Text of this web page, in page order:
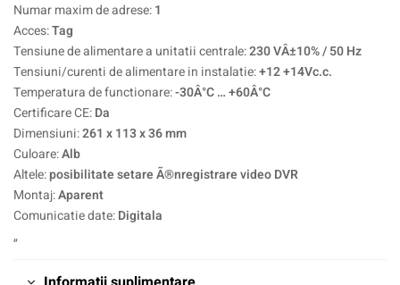
Numar maxim de adrese:1
Acces:Tag
Tensiune de alimentare a unitatii centrale:230 VÂ±10% / 50 Hz
Tensiuni/curenti de alimentare in instalatie:+12 +14Vc.c.
Temperatura de functionare:-30Â°C … +60Â°C
Certificare CE:Da
Dimensiuni:261 x 113 x 36 mm
Culoare:Alb
Altele:posibilitate setare Ã®nregistrare video DVR
Montaj:Aparent
Comunicatie date:Digitala
„